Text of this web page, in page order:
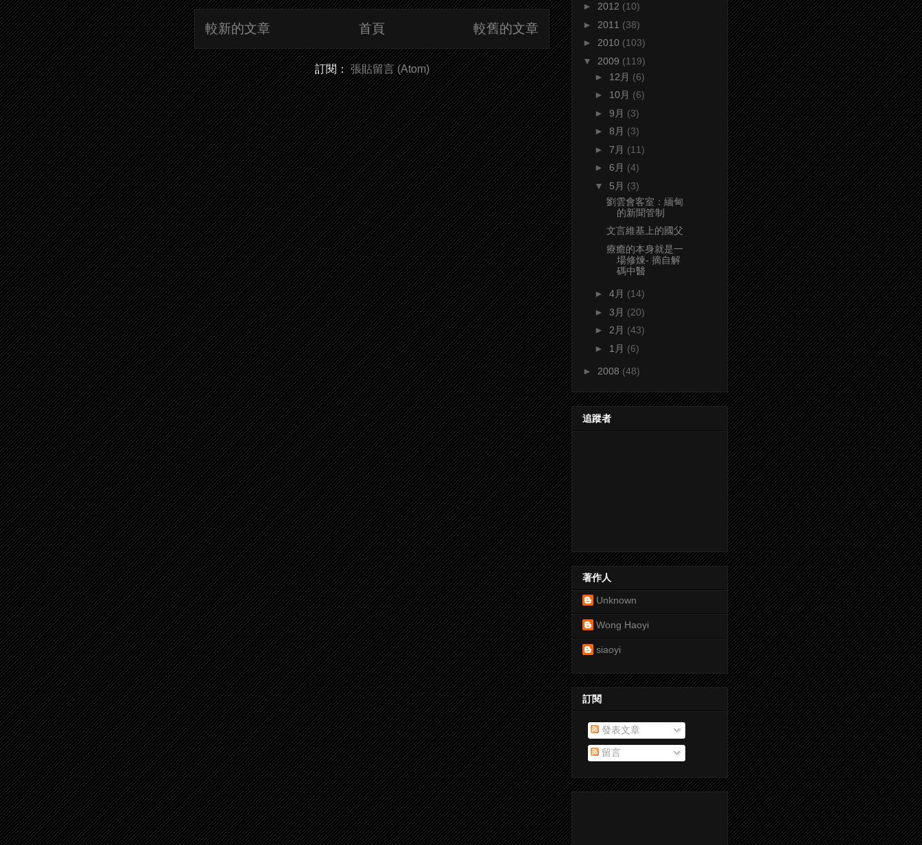
較新的文章 較舊的文章
首頁
訂閱：張貼留言 (Atom)
► 2012 (10)
► 2011 (38)
► 2010 (103)
▼ 2009 (119)
► 12月 (6)
► 10月 (6)
► 9月 (3)
► 8月 (3)
► 7月 (11)
► 6月 (4)
▼ 5月 (3)
劉雲會客室：緬甸
的新聞管制
文言維基上的國父
療癒的本身就是一
場修煉- 摘自解
碼中醫
► 4月 (14)
► 3月 (20)
► 2月 (43)
► 1月 (6)
► 2008 (48)
追蹤者
著作人
Unknown
Wong Haoyi
siaoyi
訂閱
發表文章
留言